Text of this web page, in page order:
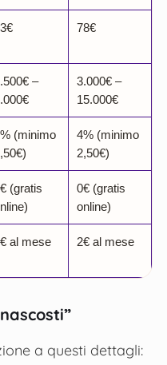
78€
–
3.000€ –
15.000€
(minimo
4% (minimo
2,50€)
(gratis
0€ (gratis
online)
al mese 2€ al mese
a questi dettagli: